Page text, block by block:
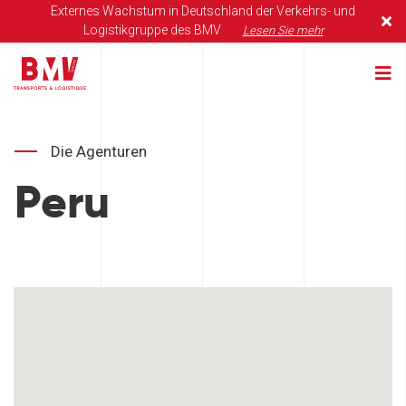
Externes Wachstum in Deutschland der Verkehrs- und
Logistikgruppe des BMV
Lesen Sie mehr
Die Agenturen
Peru